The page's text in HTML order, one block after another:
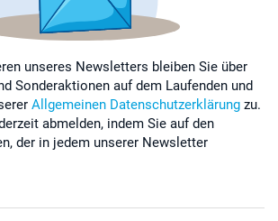
Wiederholen Sie diesen Vorgang drei
acht Stunden, bevor Sie die
unseres Newsletters bleiben Sie über
Sonderaktionen auf dem Laufenden und
Allgemeinen Datenschutzerklärung zu.
abmelden, indem Sie auf den
der in jedem unserer Newsletter